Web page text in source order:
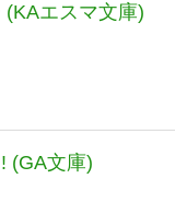
エスマ文庫)
(GA文庫)